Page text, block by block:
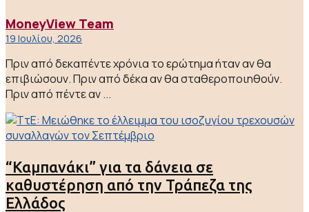
MoneyView Team
19 Ιουλίου, 2026
Πριν από δεκαπέντε χρόνια το ερώτημα ήταν αν θα
επιβιώσουν. Πριν από δέκα αν θα σταθεροποιηθούν.
Πριν από πέντε αν ...
“Καμπανάκι” για τα δάνεια σε
καθυστέρηση από την Τράπεζα της
Ελλάδος